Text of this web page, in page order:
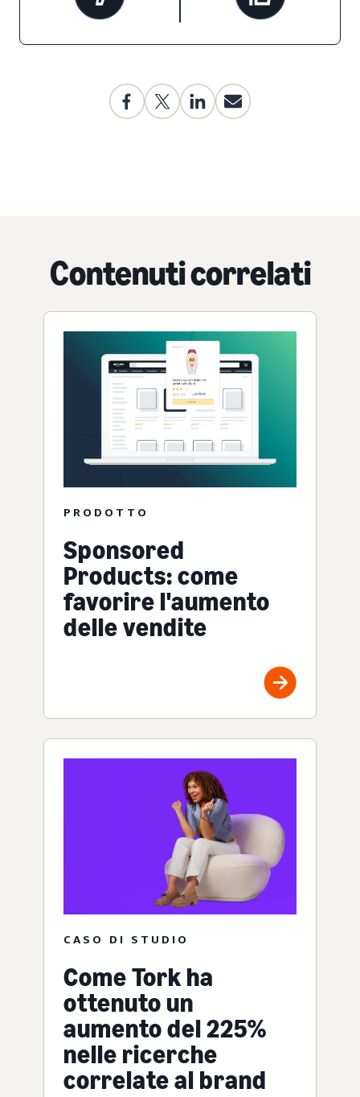
Contenuti correlati
PRODOTTO
Sponsored
Products: come
favorire l'aumento
delle vendite
CASO DI STUDIO
Come Tork ha
ottenuto un
aumento del 225%
nelle ricerche
correlate al brand